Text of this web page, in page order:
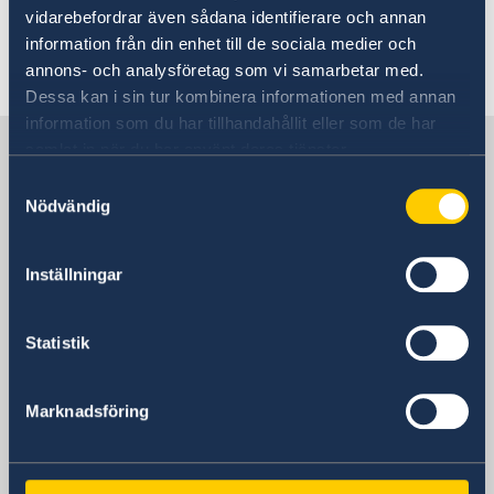
vidarebefordrar även sådana identifierare och annan
information från din enhet till de sociala medier och
annons- och analysföretag som vi samarbetar med.
Dessa kan i sin tur kombinera informationen med annan
information som du har tillhandahållit eller som de har
Nödvändig
Inställningar
Statistik
Marknadsföring
Hälso- och sjukvård
Lokala lagar och sedvänjor
Kriminalitet och personlig säkerhet
Trafiksäkerhet
Försäkringsskydd
hjälp.
Senast uppdaterad 24 aug. 2023, 15.26
Sverige i Grekland
Chania
Telefonnummer
Korfu